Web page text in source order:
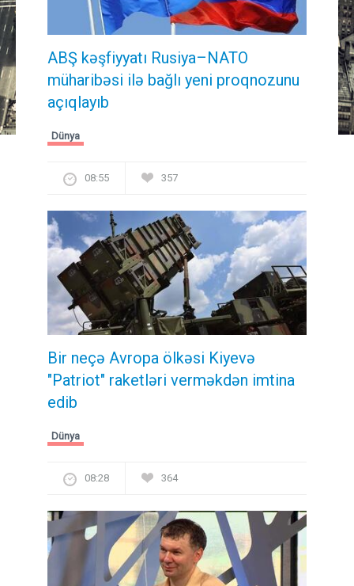
ABŞ kəşfiyyatı Rusiya–NATO
müharibəsi ilə bağlı yeni proqnozunu
açıqlayıb
Dünya
08:55 357
Bir neçə Avropa ölkəsi Kiyevə
"Patriot" raketləri verməkdən imtina
edib
Dünya
08:28 364